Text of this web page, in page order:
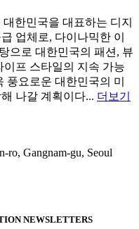
한민국을 대표하는 디지
업체로, 다이나믹한 이
으로 대한민국의 패션, 뷰
프 스타일의 지속 가능
풍요로운 대한민국의 미
나갈 계획이다... 더보기
ro, Gangnam-gu, Seoul
NEWSLETTERS